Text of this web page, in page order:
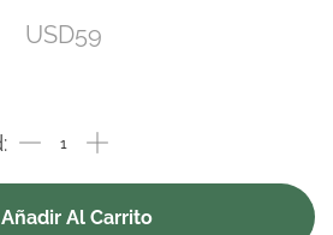
USD59
Añadir Al Carrito